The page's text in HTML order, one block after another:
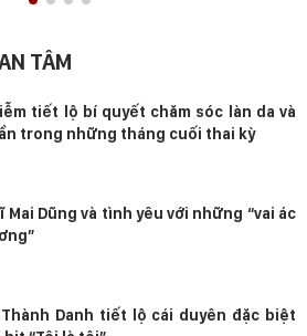
TÂM
tiết lộ bí quyết chăm sóc làn da và
trong những tháng cuối thai kỳ
Mai Dũng và tình yêu với những “vai ác
Thành Danh tiết lộ cái duyên đặc biệt